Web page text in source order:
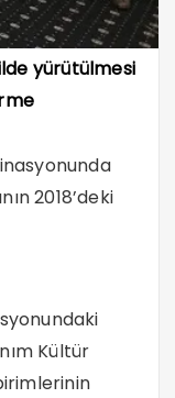
yürütülmesi
2018’deki
Kültür